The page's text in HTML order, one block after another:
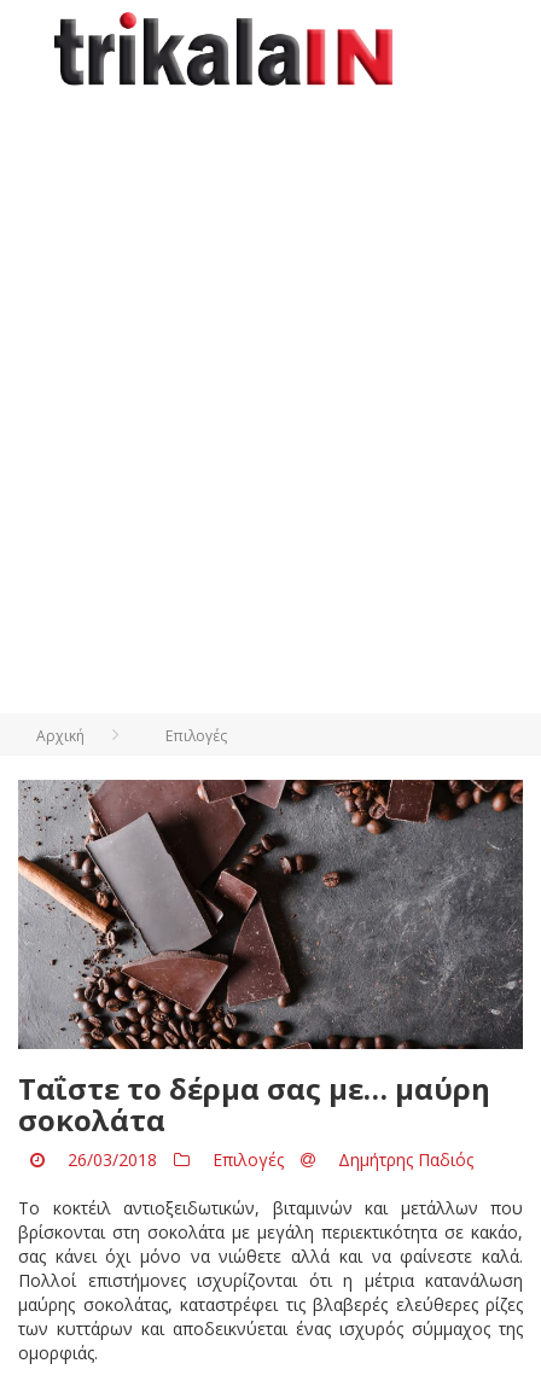
Αρχική Επιλογές
Ταΐστε το δέρμα σας με… μαύρη
σοκολάτα
26/03/2018 Επιλογές Δημήτρης Παδιός
Το κοκτέιλ αντιοξειδωτικών, βιταμινών και μετάλλων που
βρίσκονται στη σοκολάτα με μεγάλη περιεκτικότητα σε κακάο,
σας κάνει όχι μόνο να νιώθετε αλλά και να φαίνεστε καλά.
Πολλοί επιστήμονες ισχυρίζονται ότι η μέτρια κατανάλωση
μαύρης σοκολάτας, καταστρέφει τις βλαβερές ελεύθερες ρίζες
των κυττάρων και αποδεικνύεται ένας ισχυρός σύμμαχος της
ομορφιάς.